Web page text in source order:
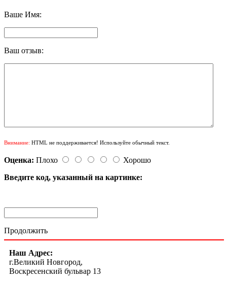
Ваше Имя:
Ваш отзыв:
Внимание: HTML не поддерживается! Используйте обычный текст.
Оценка: Плохо
Хорошо
Введите код, указанный на картинке:
Продолжить
Наш Адрес:
г.Великий Новгород,
Воскресенский бульвар 13